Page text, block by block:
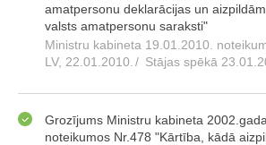
amatpersonu deklarācijas un
valsts amatpersonu saraksti"
Ministru kabineta 19.01.2010.
LV, 22.01.2010. / Stājas spēkā
Grozījums Ministru kabineta
noteikumos Nr.478 "Kārtība, kādā